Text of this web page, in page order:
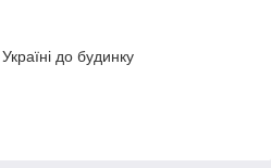
до будинку